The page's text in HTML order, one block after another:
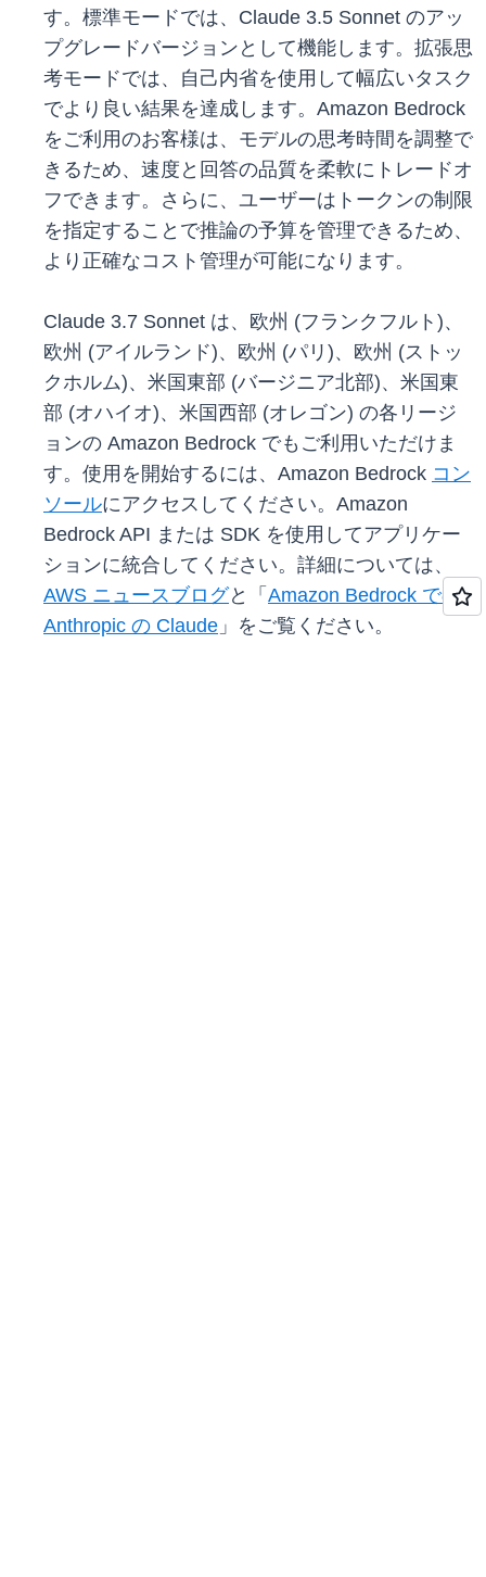
す。標準モードでは、Claude 3.5 Sonnet のアッ
プグレードバージョンとして機能します。拡張思
考モードでは、自己内省を使用して幅広いタスク
でより良い結果を達成します。Amazon Bedrock
をご利用のお客様は、モデルの思考時間を調整で
きるため、速度と回答の品質を柔軟にトレードオ
フできます。さらに、ユーザーはトークンの制限
を指定することで推論の予算を管理できるため、
より正確なコスト管理が可能になります。
Claude 3.7 Sonnet は、欧州 (フランクフルト)、
欧州 (アイルランド)、欧州 (パリ)、欧州 (ストッ
クホルム)、米国東部 (バージニア北部)、米国東
部 (オハイオ)、米国西部 (オレゴン) の各リージ
ョンの Amazon Bedrock でもご利用いただけま
す。使用を開始するには、Amazon Bedrock コン
ソールにアクセスしてください。Amazon
Bedrock API または SDK を使用してアプリケー
ションに統合してください。詳細については、
AWS ニュースブログと「 Amazon Bedrock での
Anthropic の Claude 」をご覧ください。